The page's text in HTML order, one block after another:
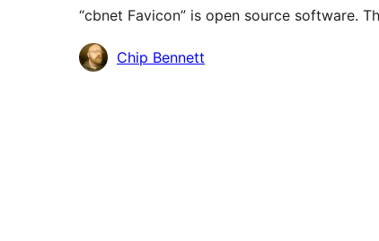
“cbnet Favicon” is open source software.
Contributors
Chip Bennett